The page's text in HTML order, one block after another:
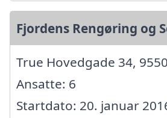
Fjordens Rengøring og
True Hovedgade 34,
Ansatte: 6
Startdato: 20. januar